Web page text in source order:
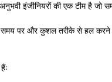
इंजीनियरों की एक टीम है जो
को समय पर और कुशल तरीके से हल